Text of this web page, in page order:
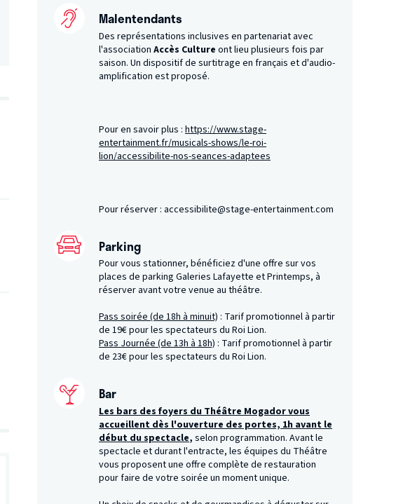
Malentendants
Des représentations inclusives en partenariat avec
l'association Accès Culture ont lieu plusieurs fois par
saison. Un dispositif de surtitrage en français et d'audio-
amplification est proposé.
Pour en savoir plus : https://www.stage-
entertainment.fr/musicals-shows/le-roi-
lion/accessibilite-nos-seances-adaptees
Pour réserver : accessibilite@stage-entertainment.com
Parking
Pour vous stationner, bénéficiez d'une offre sur vos
places de parking Galeries Lafayette et Printemps, à
réserver avant votre venue au théâtre.
Pass soirée (de 18h à minuit) : Tarif promotionnel à partir
de 19€ pour les spectateurs du Roi Lion.
Pass Journée (de 13h à 18h) : Tarif promotionnel à partir
de 23€ pour les spectateurs du Roi Lion.
Bar
Les bars des foyers du Théâtre Mogador vous
accueillent dès l'ouverture des portes, 1h avant le
début du spectacle, selon programmation. Avant le
spectacle et durant l'entracte, les équipes du Théâtre
vous proposent une offre complète de restauration
pour faire de votre soirée un moment unique.